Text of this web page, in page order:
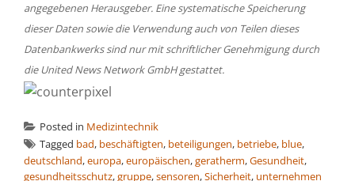
angegebenen Herausgeber. Eine systematische Speicherung
dieser Daten sowie die Verwendung auch von Teilen dieses
Datenbankwerks sind nur mit schriftlicher Genehmigung durch
die United News Network GmbH gestattet.
Posted in Medizintechnik
Tagged bad, beschäftigten, beteiligungen, betriebe, blue,
deutschland,europa,europäischen,geratherm,Gesundheit,
gesundheitsschutz,gruppe,sensoren,Sicherheit, unternehmen